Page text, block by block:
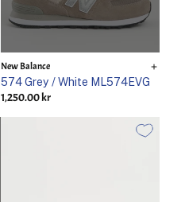
New Balance
574 Grey / White ML574EVG
1,250.00 kr